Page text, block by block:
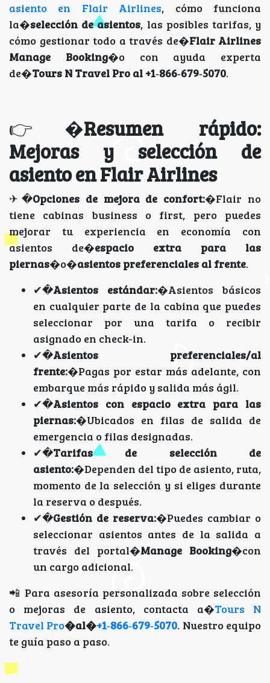
asiento en Flair Airlines, cómo funciona
la�selección de asientos, las posibles tarifas, y
cómo gestionar todo a través de�Flair Airlines
Manage Booking�o con ayuda experta
de�Tours N Travel Pro al +1‑866‑679‑5070.
👉�Resumen rápido:
Mejoras y selección de
asiento en Flair Airlines
✈�Opciones de mejora de confort:�Flair no
tiene cabinas business o first, pero puedes
mejorar tu experiencia en economía con
asientos de�espacio extra para las
piernas�o�asientos preferenciales al frente.
✔�Asientos estándar:�Asientos básicos
en cualquier parte de la cabina que puedes
seleccionar por una tarifa o recibir
asignado en check-in.
✔�Asientos preferenciales/al
frente:�Pagas por estar más adelante, con
embarque más rápido y salida más ágil.
✔�Asientos con espacio extra para las
piernas:�Ubicados en filas de salida de
emergencia o filas designadas.
✔�Tarifas de selección de
asiento:�Dependen del tipo de asiento, ruta,
momento de la selección y si eliges durante
la reserva o después.
✔�Gestión de reserva:�Puedes cambiar o
seleccionar asientos antes de la salida a
través del portal�Manage Booking�con
un cargo adicional.
📲 Para asesoría personalizada sobre selección
o mejoras de asiento, contacta a�Tours N
Travel Pro�al�+1‑866‑679‑5070. Nuestro equipo
te guía paso a paso.